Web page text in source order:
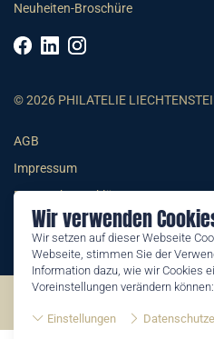
Wir verwenden
Wir setzen auf dieser Webseite
Webseite, stimmen Sie der
Information dazu, wie wir Cookies
Voreinstellungen verändern können:
Einstellungen
Neuheiten-Broschüre
© 2026 PHILATELIE
AGB
Impressum
Datenschutzerklärung